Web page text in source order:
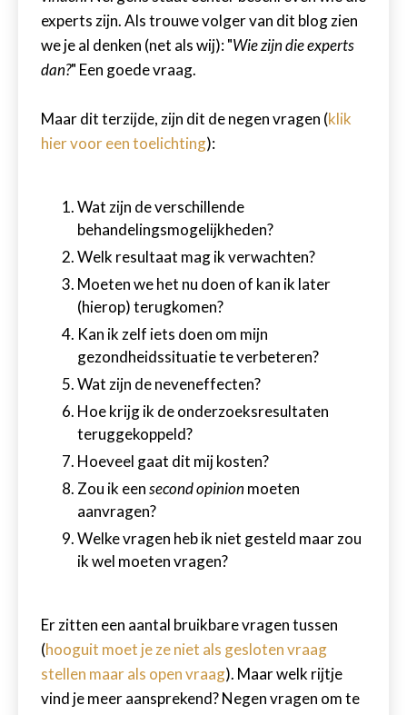
experts zijn. Als trouwe volger van dit blog zien
we je al denken (net als wij): "Wie zijn die experts
dan?" Een goede vraag.
Maar dit terzijde, zijn dit de negen vragen (klik
hier voor een toelichting):
Wat zijn de verschillende
behandelingsmogelijkheden?
Welk resultaat mag ik verwachten?
Moeten we het nu doen of kan ik later
(hierop) terugkomen?
Kan ik zelf iets doen om mijn
gezondheidssituatie te verbeteren?
Wat zijn de neveneffecten?
Hoe krijg ik de onderzoeksresultaten
teruggekoppeld?
Hoeveel gaat dit mij kosten?
Zou ik eensecond opinionmoeten
aanvragen?
Welke vragen heb ik niet gesteld maar zou
ik wel moeten vragen?
Er zitten een aantal bruikbare vragen tussen
(hooguit moet je ze niet als gesloten vraag
stellen maar als open vraag). Maar welk rijtje
vind je meer aansprekend? Negen vragen om te